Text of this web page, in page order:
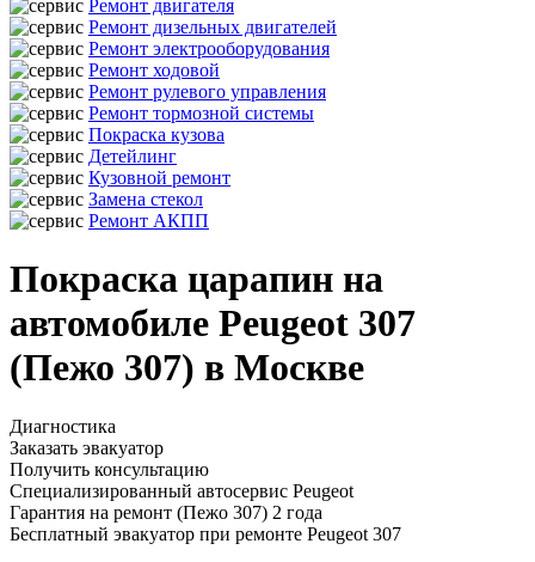
Ремонт двигателя
Ремонт дизельных двигателей
Ремонт электрооборудования
Ремонт ходовой
Ремонт рулевого управления
Ремонт тормозной системы
Покраска кузова
Детейлинг
Кузовной ремонт
Замена стекол
Ремонт АКПП
Покраска царапин на
автомобиле Peugeot 307
(Пежо 307) в Москве
Диагностика
Заказать эвакуатор
Получить консультацию
Специализированный автосервис Peugeot
Гарантия на ремонт (Пежо 307) 2 года
Бесплатный эвакуатор при ремонте Peugeot 307